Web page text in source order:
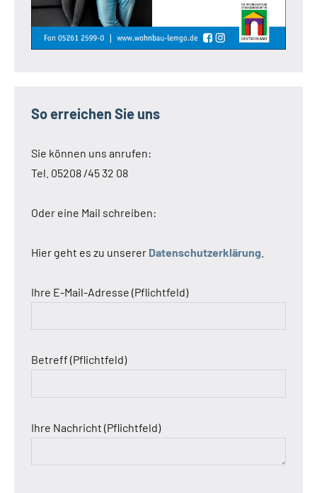
So erreichen Sie uns
Sie können uns anrufen:
Tel. 05208 /45 32 08
Oder eine Mail schreiben:
Hier geht es zu unserer Datenschutzerklärung
Ihre E-Mail-Adresse (Pflichtfeld)
Betreff (Pflichtfeld)
Ihre Nachricht (Pflichtfeld)